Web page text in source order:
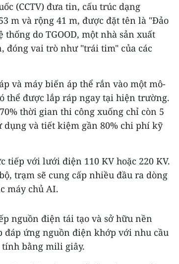
(CCTV) đưa tin, cấu trúc dạng
m và rộng 41 m, được đặt tên là "Đảo
do TGOOD, một nhà sản xuất
vai trò như "trái tim" của các
và máy biến áp thể rắn vào một mô-
thể được lắp ráp ngay tại hiện trường.
thời gian thi công xuống chỉ còn 5
và tiết kiệm gần 80% chi phí kỹ
tiếp với lưới điện 110 KV hoặc 220 KV.
trạm sẽ cung cấp nhiều đầu ra dòng
máy chủ AI.
nguồn điện tái tạo và sở hữu nền
ứng nguồn điện khớp với nhu cầu
bằng mili giây.